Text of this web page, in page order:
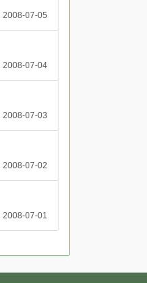
2008-07-05
2008-07-04
2008-07-03
2008-07-02
2008-07-01